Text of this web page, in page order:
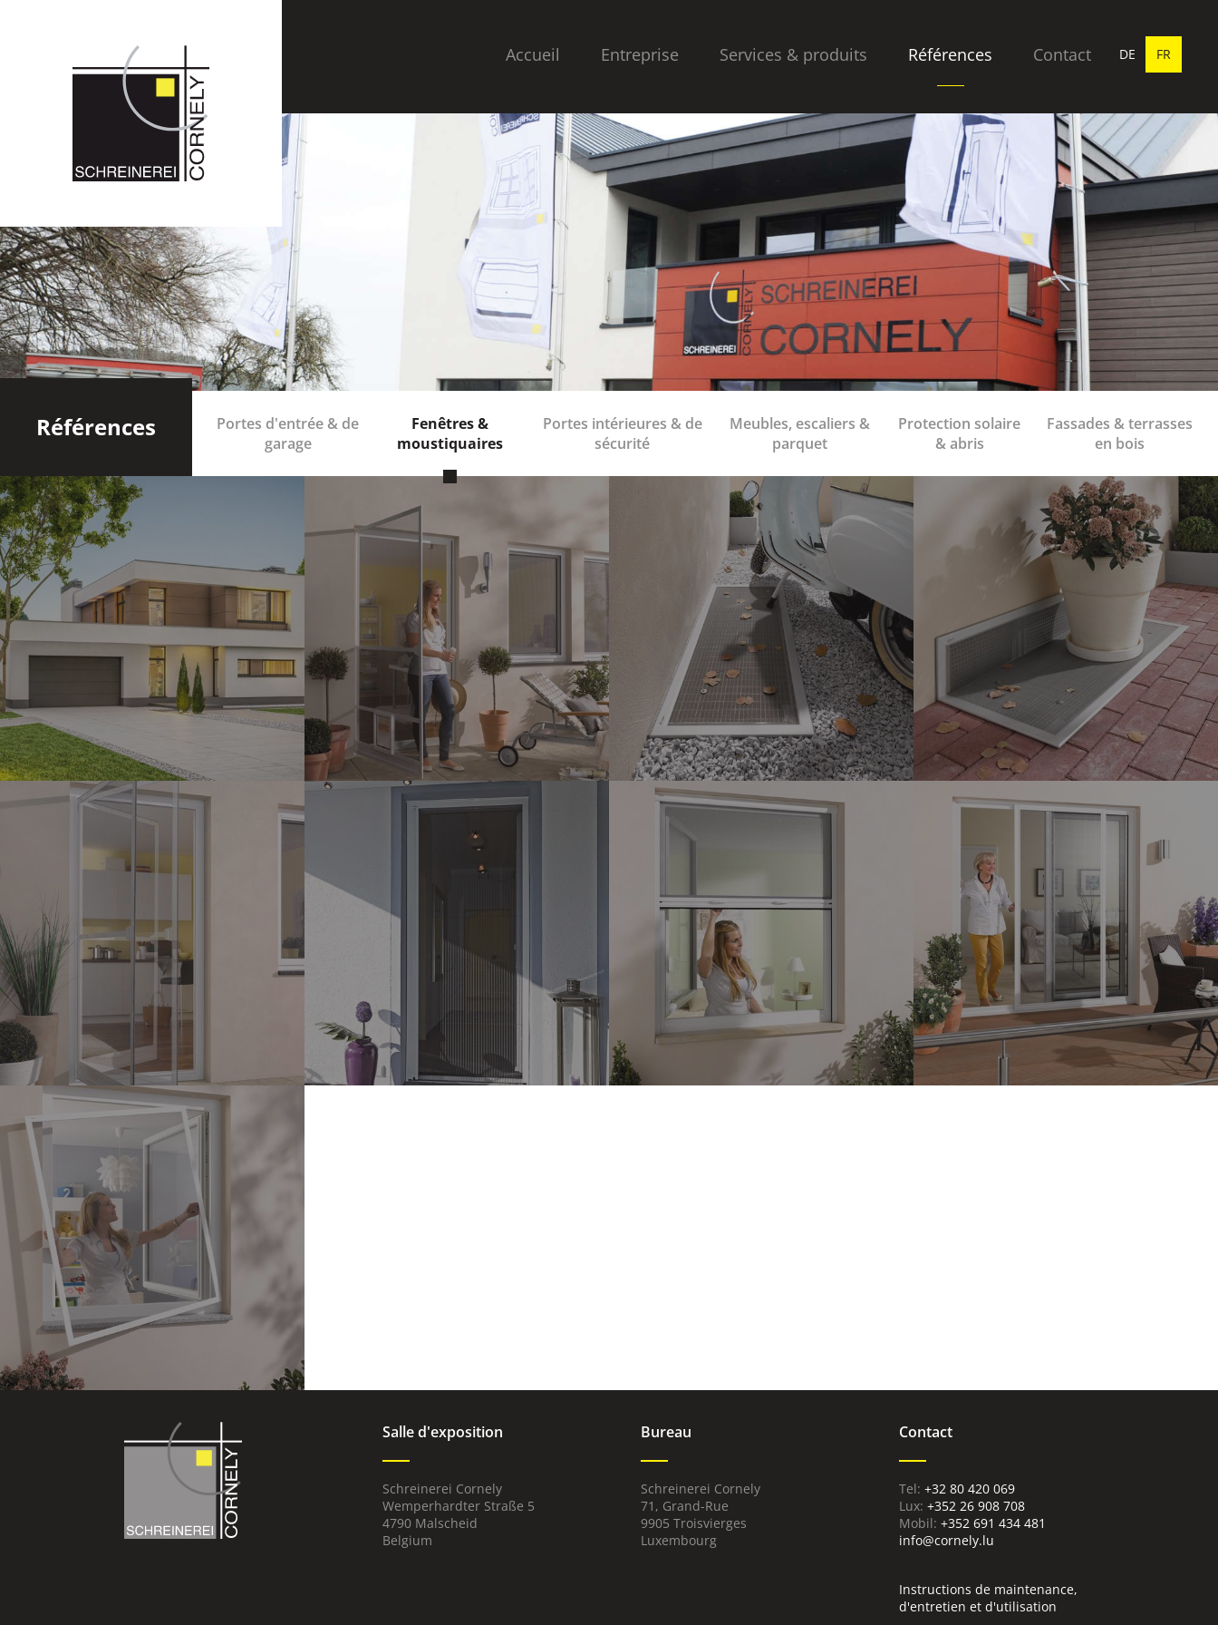
DE FR
Accueil Entreprise Services & produits Références Contact
Références
Portes d'entrée & de
garage
Fenêtres &
moustiquaires
Portes intérieures & de
sécurité
Meubles, escaliers &
parquet
Protection solaire
& abris
Fassades & terrasses
en bois
Salle d'exposition
Schreinerei Cornely
Wemperhardter Straße 5
4790 Malscheid
Belgium
Bureau
Schreinerei Cornely
71, Grand-Rue
9905 Troisvierges
Luxembourg
Contact
+32 80 420 069
Lux: +352 26 908 708
Mobil: +352 691 434 481
info@cornely.lu
Instructions de maintenance,
d'entretien et d'utilisation